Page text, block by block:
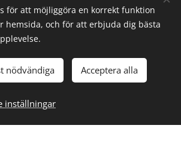
för att möjliggöra en korrekt funktion
hemsida, och för att erbjuda dig bästa
nödvändiga Acceptera alla
inställningar